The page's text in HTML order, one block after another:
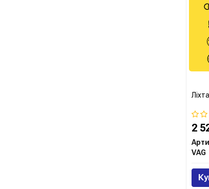
2
VAG